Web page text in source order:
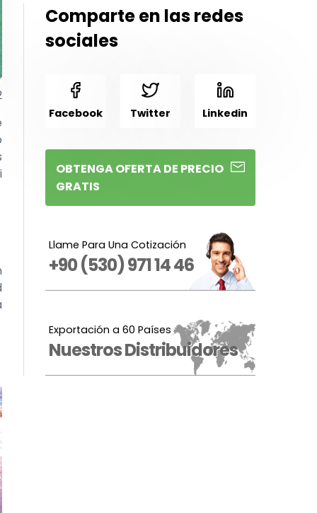
Comparte en las redes
sociales
Facebook Twitter Linkedin
OBTENGA OFERTA DE PRECIO
GRATIS
Llame Para Una Cotización
+90 (530) 971 14 46
Exportación a 60 Países
Nuestros Distribuidores